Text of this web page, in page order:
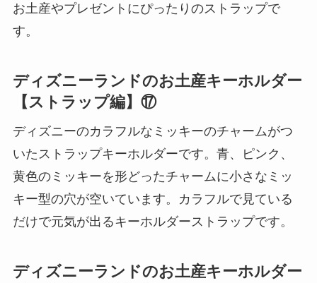
お土産やプレゼントにぴったりのストラップで
す。
ディズニーランドのお土産キーホルダー
【ストラップ編】⑰
ディズニーのカラフルなミッキーのチャームがつ
いたストラップキーホルダーです。青、ピンク、
黄色のミッキーを形どったチャームに小さなミッ
キー型の穴が空いています。カラフルで見ている
だけで元気が出るキーホルダーストラップです。
ディズニーランドのお土産キーホルダー